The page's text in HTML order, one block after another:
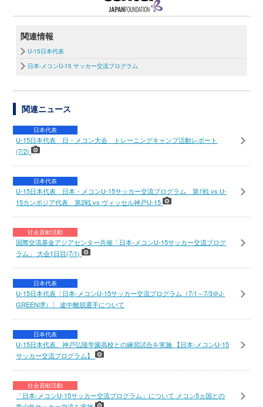
関連情報
U-15日本代表
日本-メコンU-15 サッカー交流プログラム
関連ニュース
日本代表
U-15日本代表 日・メコン大会 トレーニングキャンプ活動レポート
(7/2)
日本代表
U-15日本代表 日本・メコンU-15サッカー交流プログラム 第1戦 vs U-
15カンボジア代表、第2戦 vs ヴィッセル神戸U-15
社会貢献活動
国際交流基金アジアセンター共催「日本-メコンU-15サッカー交流プログ
ラム」 大会1日目(7/1)
日本代表
U-15日本代表〔日本-メコンU-15サッカー交流プログラム（7/1～7/3＠J-
GREEN堺）〕 途中離脱選手について
日本代表
U-15日本代表、神戸弘陵学園高校との練習試合を実施 【日本-メコンU-15
サッカー交流プログラム】
社会貢献活動
「日本-メコンU-15サッカー交流プログラム」について メコン5ヵ国との